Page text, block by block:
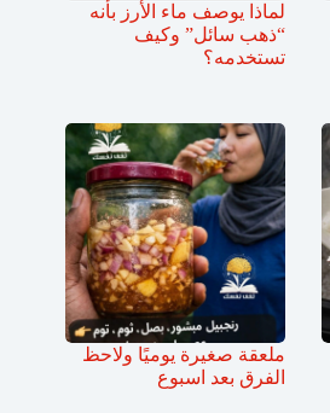
لماذا يوصف ماء الأرز بأنه
“ذهب سائل” وكيف
تستخدمه؟
ملعقة صغيرة يوميًا ولاحظ
الفرق بعد اسبوع